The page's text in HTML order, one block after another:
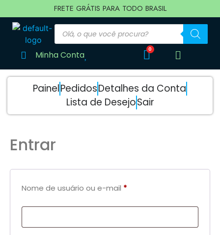
FRETE GRÁTIS PARA TODO BRASIL
Minha Conta
PainelPedidosDetalhes da Conta
Lista de DesejoSair
Entrar
Nome de usuário ou e-mail *